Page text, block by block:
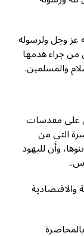
عز وجل ولرسوله
من جراء هدمها
والمسلمين.
على مقدسات
التي من
وأن لليهود
والاقتصادية